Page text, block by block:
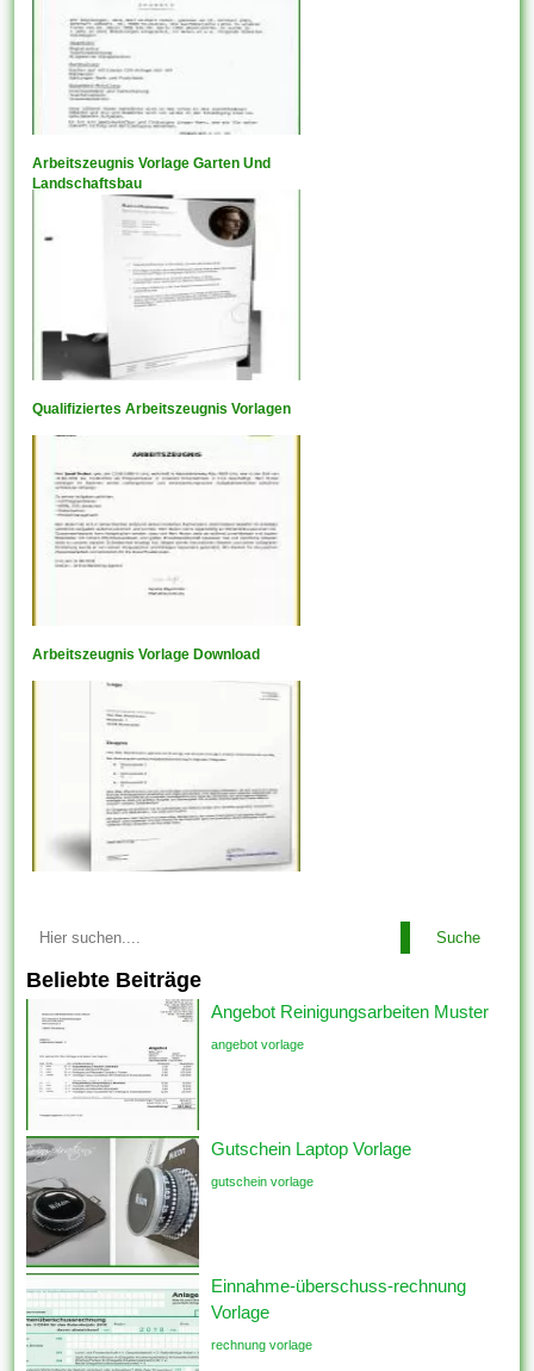
Arbeitszeugnis Vorlage Garten Und
Landschaftsbau
Qualifiziertes Arbeitszeugnis Vorlagen
Arbeitszeugnis Vorlage Download
Suche
Beliebte Beiträge
Angebot Reinigungsarbeiten Muster
angebot vorlage
Gutschein Laptop Vorlage
gutschein vorlage
Einnahme-überschuss-rechnung
Vorlage
rechnung vorlage